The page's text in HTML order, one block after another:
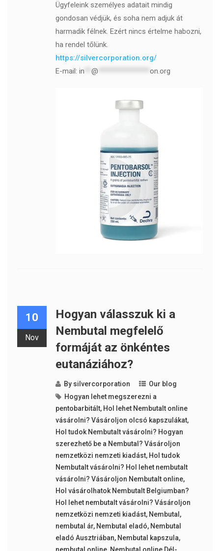
Ügyfeleink személyes adatait mindig
gondosan védjük, és soha nem adjuk át
harmadik félnek. Ezért nincs értelme habozni,
ha rendel tőlünk.
https://silvercorporation.org/
E-mail: in @ on.org
10
Nov
Hogyan válasszuk ki a
Nembutal megfelelő
formáját az önkéntes
eutanáziához?
By silvercorporation
Our blog
Hogyan lehet megszerezni a
pentobarbitált, Hol lehet Nembutalt online
vásárolni? Vásároljon olcsó kapszulákat,
Hol tudok Nembutalt vásárolni? Hogyan
szerezhető be a Nembutal? Vásároljon
nemzetközi nemzeti kiadást, Hol tudok
Nembutalt vásárolni? Hol lehet nembutalt
vásárolni? Vásároljon Nembutalt online,
Hol vásárolhatok Nembutalt Belgiumban?
Hol lehet nembutalt vásárolni? Vásároljon
nemzetközi nemzeti kiadást, Nembutal ,
nembutal ár, Nembutal eladó, Nembutal
eladó Ausztriában, Nembutal kapszula,